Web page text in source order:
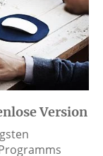
Version